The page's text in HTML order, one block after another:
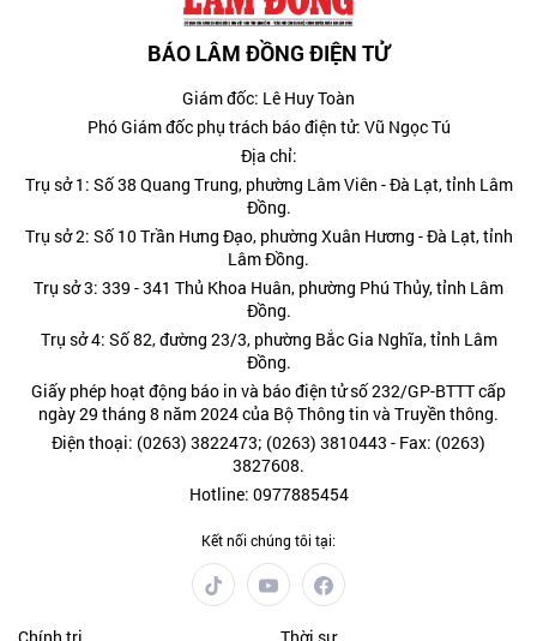
BÁO LÂM ĐỒNG ĐIỆN TỬ
Giám đốc: Lê Huy Toàn
Phó Giám đốc phụ trách báo điện tử: Vũ Ngọc Tú
Địa chỉ:
Trụ sở 1: Số 38 Quang Trung, phường Lâm Viên - Đà Lạt, tỉnh Lâm
Đồng.
Trụ sở 2: Số 10 Trần Hưng Đạo, phường Xuân Hương - Đà Lạt, tỉnh
Lâm Đồng.
Trụ sở 3: 339 - 341 Thủ Khoa Huân, phường Phú Thủy, tỉnh Lâm
Đồng.
Trụ sở 4: Số 82, đường 23/3, phường Bắc Gia Nghĩa, tỉnh Lâm
Đồng.
Giấy phép hoạt động báo in và báo điện tử số 232/GP-BTTT cấp
ngày 29 tháng 8 năm 2024 của Bộ Thông tin và Truyền thông.
Điện thoại: (0263) 3822473; (0263) 3810443 - Fax: (0263)
3827608.
Hotline: 0977885454
Kết nối chúng tôi tại: